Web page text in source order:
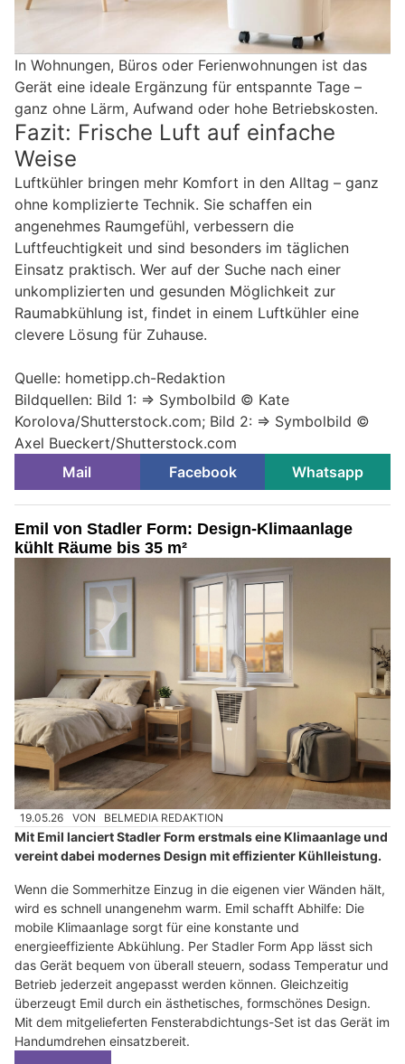
In Wohnungen, Büros oder Ferienwohnungen ist das
Gerät eine ideale Ergänzung für entspannte Tage –
ganz ohne Lärm, Aufwand oder hohe Betriebskosten.
Fazit: Frische Luft auf einfache
Weise
Luftkühler bringen mehr Komfort in den Alltag – ganz
ohne komplizierte Technik. Sie schaffen ein
angenehmes Raumgefühl, verbessern die
Luftfeuchtigkeit und sind besonders im täglichen
Einsatz praktisch. Wer auf der Suche nach einer
unkomplizierten und gesunden Möglichkeit zur
Raumabkühlung ist, findet in einem Luftkühler eine
clevere Lösung für Zuhause.
Quelle: hometipp.ch-Redaktion
Bildquellen: Bild 1: => Symbolbild © Kate
Korolova/Shutterstock.com; Bild 2: => Symbolbild ©
Axel Bueckert/Shutterstock.com
Mail
Facebook Whatsapp
Emil von Stadler Form: Design-Klimaanlage
kühlt Räume bis 35 m²
19.05.26 VON BELMEDIA REDAKTION
Mit Emil lanciert Stadler Form erstmals eine Klimaanlage und
vereint dabei modernes Design mit effizienter Kühlleistung.
Wenn die Sommerhitze Einzug in die eigenen vier Wänden hält,
wird es schnell unangenehm warm. Emil schafft Abhilfe: Die
mobile Klimaanlage sorgt für eine konstante und
energieeffiziente Abkühlung. Per Stadler Form App lässt sich
das Gerät bequem von überall steuern, sodass Temperatur und
Betrieb jederzeit angepasst werden können. Gleichzeitig
überzeugt Emil durch ein ästhetisches, formschönes Design.
Mit dem mitgelieferten Fensterabdichtungs-Set ist das Gerät im
Handumdrehen einsatzbereit.